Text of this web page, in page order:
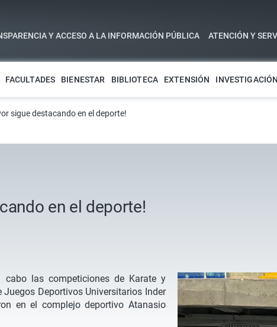
Y ACCESO A LA INFORMACIÓN PÚBLICA ATENCIÓN Y
FACULTADES BIENESTAR BIBLIOTECA EXTENSIÓN INVESTIGACIÓN
sigue destacando en el deporte!
en el deporte!
las competiciones de Karate y
Deportivos Universitarios Inder
en el complejo deportivo Atanasio